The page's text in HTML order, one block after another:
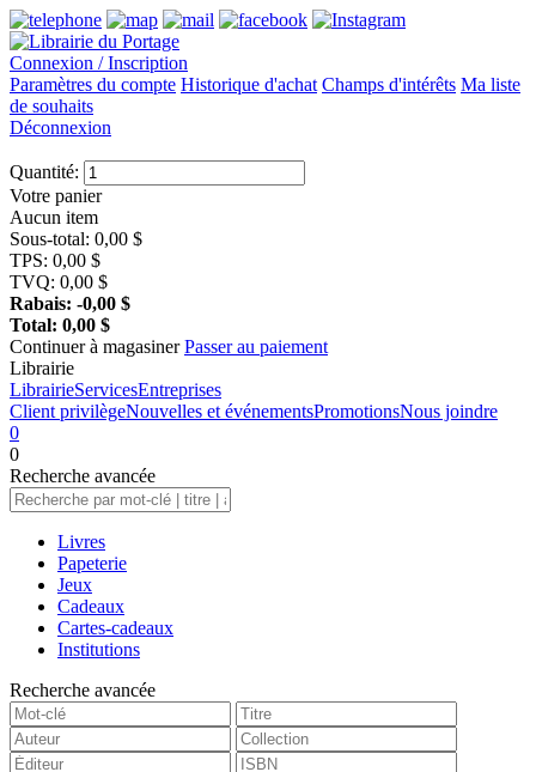
Connexion / Inscription
Paramètres du compte Historique d'achat Champs d'intérêts Ma liste
de souhaits
Déconnexion
Quantité:
Votre panier
Aucun item
Sous-total: 0,00 $
TPS: 0,00 $
TVQ: 0,00 $
Rabais: -0,00 $
Total: 0,00 $
Continuer à magasiner Passer au paiement
Librairie
LibrairieServicesEntreprises
Client privilègeNouvelles et événementsPromotionsNous joindre
0
0
Recherche avancée
Livres
Papeterie
Jeux
Cadeaux
Cartes-cadeaux
Institutions
Recherche avancée